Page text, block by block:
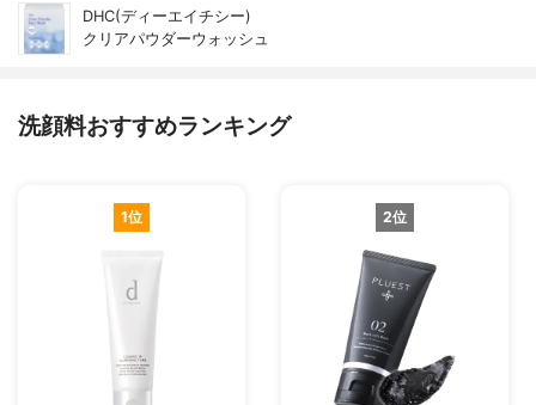
DHC(ディーエイチシー)
クリアパウダーウォッシュ
洗顔料おすすめランキング
1位 2位